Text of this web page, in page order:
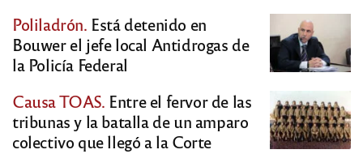
Poliladrón. Está detenido en
Bouwer el jefe local Antidrogas de
la Policía Federal
Causa TOAS. Entre el fervor de las
tribunas y la batalla de un amparo
colectivo que llegó a la Corte